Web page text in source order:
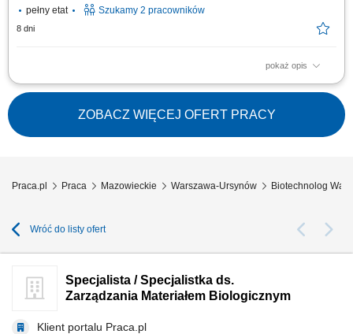
pełny etat
Szukamy 2 pracowników
8 dni
pokaż opis
w ramach realizowanego projektu pt. „Toward tumor-agnostic multiomic
biomarkers in early detection of non-small lung cancer relapse”. Projekt
finansowany przez Agencję Badań Medycznych w ramach programu
TRANSMED I . Miejsce pracy: Gdańsk wymiar czasu pracy: 2 x 1 etat
zatrudnienie w oparciu o...
ZOBACZ WIĘCEJ OFERT PRACY
Praca.pl Praca Mazowieckie Warszawa-Ursynów Biotechnolog
Wróć do listy ofert
Specjalista / Specjalistka ds.
Zarządzania Materiałem Biologicznym
Klient portalu Praca.pl